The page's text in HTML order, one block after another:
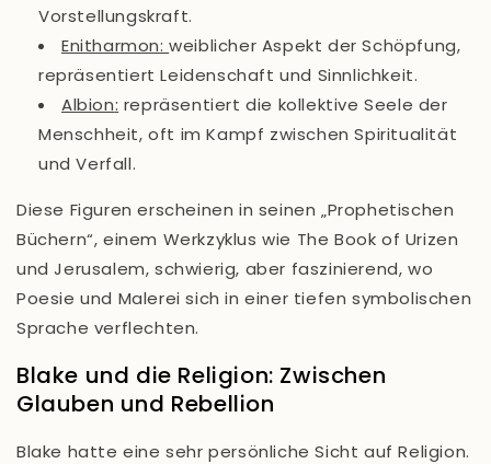
Vorstellungskraft.
Enitharmon:weiblicher Aspekt der Schöpfung,
repräsentiert Leidenschaft und Sinnlichkeit.
Albion: repräsentiert die kollektive Seele der
Menschheit, oft im Kampf zwischen Spiritualität
und Verfall.
Diese Figuren erscheinen in seinen „Prophetischen
Büchern“, einem Werkzyklus wie The Book of Urizen
undJerusalem, schwierig, aber faszinierend, wo
Poesie und Malerei sich in einer tiefen symbolischen
Sprache verflechten.
Blake und die Religion: Zwischen
Glauben und Rebellion
Blake hatte eine sehr persönliche Sicht auf Religion.